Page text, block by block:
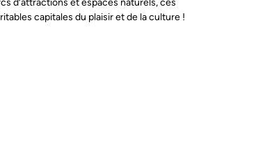
d’attractions et espaces naturels, ces
capitales du plaisir et de la culture !